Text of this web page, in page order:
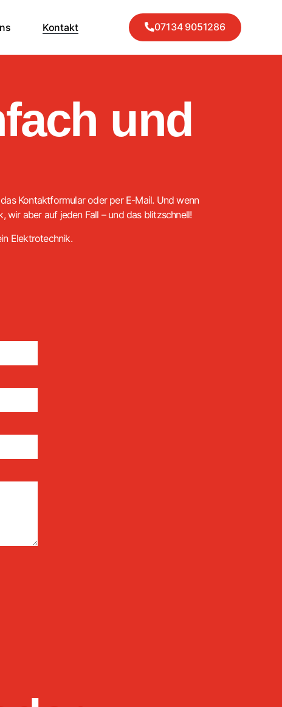
Kontakt 07134 9051286
und
Kontaktformular oder per E-Mail. Und wenn
aber auf jeden Fall – und das blitzschnell!
Elektrotechnik.